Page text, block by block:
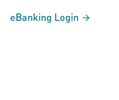
eBanking Login